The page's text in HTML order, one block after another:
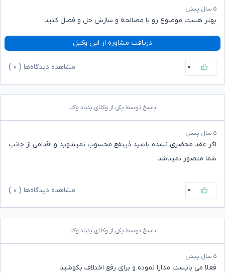
۵ سال پیش
بهتر هست موضوع رو با مصالحه و سازش حل و فصل کنید
دریافت مشاوره از این وکیل
۰ مشاهده دیدگاه‌ها ( ۰
پاسخ توسط یکی از وکلای بنیاد وکلا
۵ سال پیش
اگر عقد محضری نشده باشید ذینفع محسوب نمیشوید و اقدامی از جانب
شما متصور نمیباشد
۰ مشاهده دیدگاه‌ها ( ۰
پاسخ توسط یکی از وکلای بنیاد وکلا
۵ سال پیش
فعلا می بایست مدارا نموده و برای رفع اختلاف بکوشید.